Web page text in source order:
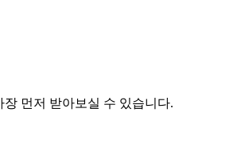
먼저 받아보실 수 있습니다.